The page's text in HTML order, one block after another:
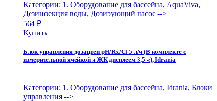
Категории: 1. Оборудование для бассейна, AquaViva,
Дезинфекция воды, Дозирующий насос -->
564 ₽
Купить
Блок управления дозацией pH/Rx/Cl 5 л/ч (В комплекте с
измерительной ячейкой и ЖК дисплеем 3,5 «), Idrania
Категории: 1. Оборудование для бассейна, Idrania, Блоки
управления -->